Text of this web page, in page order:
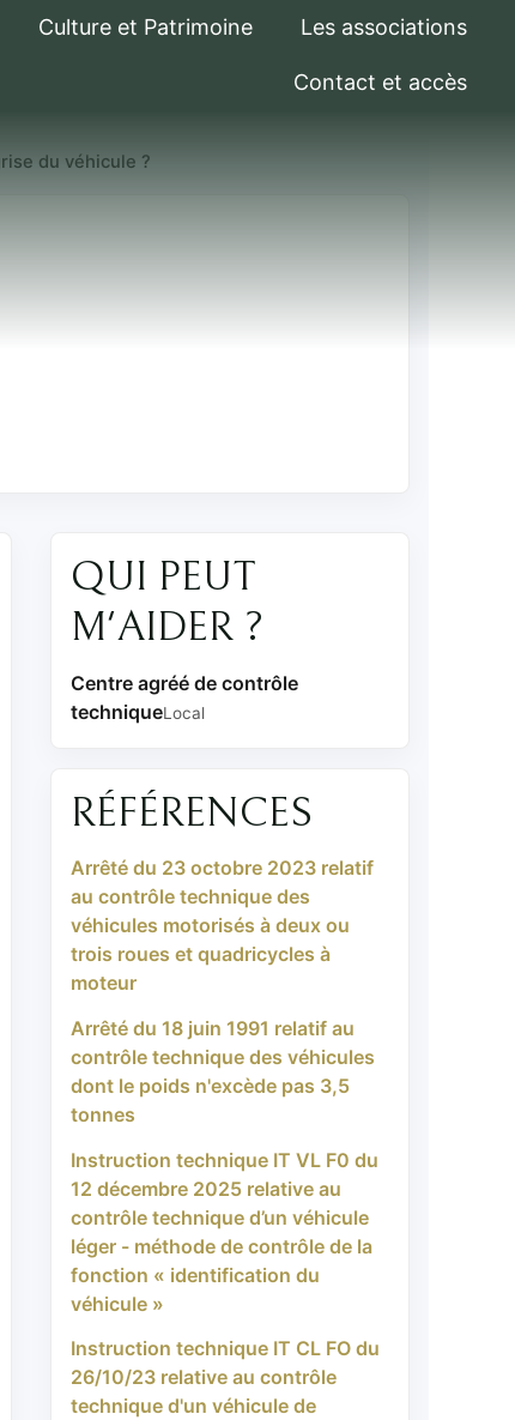
Culture et Patrimoine Les associations
Contact et accès
du véhicule ?
sans la
QUI PEUT
M'AIDER ?
Centre agréé de contrôle
techniqueLocal
RÉFÉRENCES
Arrêté du 23 octobre 2023 relatif
au contrôle technique des
véhicules motorisés à deux ou
trois roues et quadricycles à
moteur
Arrêté du 18 juin 1991 relatif au
contrôle technique des véhicules
dont le poids n'excède pas 3,5
tonnes
Instruction technique IT VL F0 du
12 décembre 2025 relative au
contrôle technique d’un véhicule
léger - méthode de contrôle de la
fonction « identification du
véhicule »
Instruction technique IT CL FO du
26/10/23 relative au contrôle
technique d'un véhicule de